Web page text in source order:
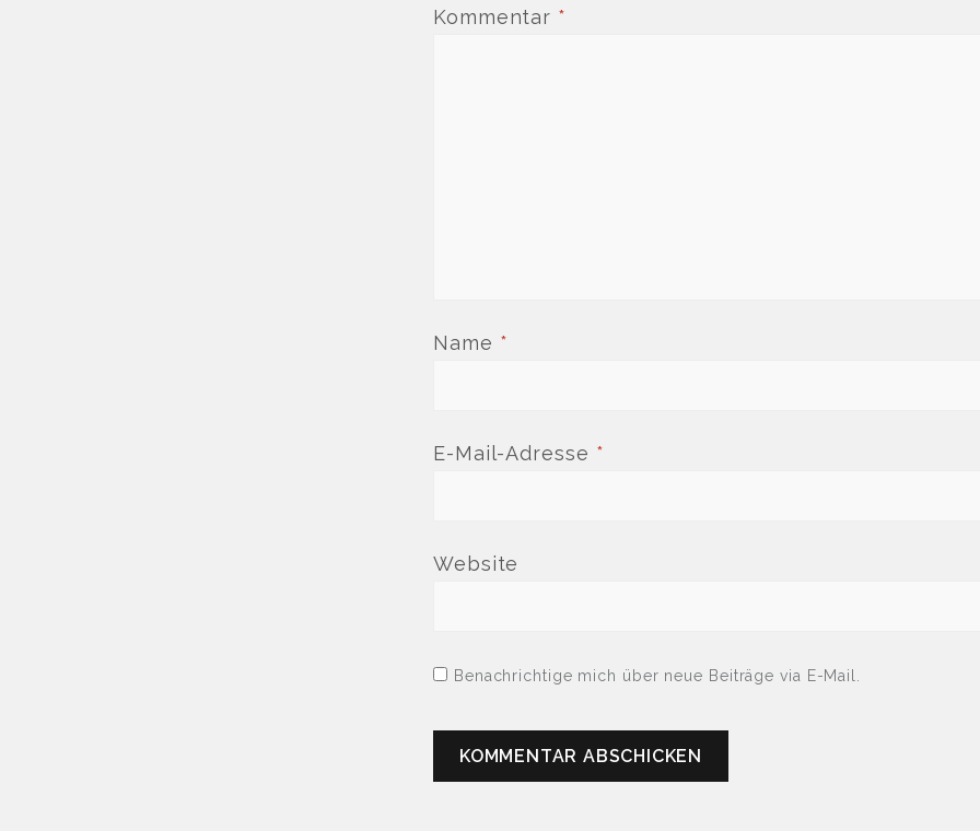
Kommentar *
Name *
E-Mail-Adresse *
Website
Benachrichtige mich über neue Beiträge via E-Mail.